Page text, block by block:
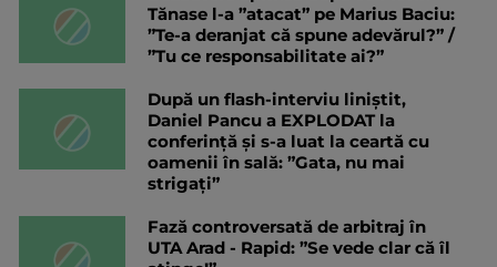
Tănase l-a ”atacat” pe Marius Baciu:
”Te-a deranjat că spune adevărul?” /
”Tu ce responsabilitate ai?”
După un flash-interviu liniștit,
Daniel Pancu a EXPLODAT la
conferință și s-a luat la ceartă cu
oamenii în sală: ”Gata, nu mai
strigați”
Fază controversată de arbitraj în
UTA Arad - Rapid: ”Se vede clar că îl